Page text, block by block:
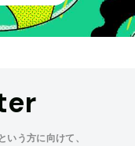
いう方に向けて、